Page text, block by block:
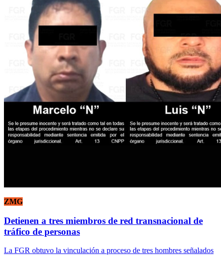
ZMG
Detienen a tres miembros de red transnacional de
tráfico de personas
La FGR obtuvo la vinculación a proceso de tres hombres señalados